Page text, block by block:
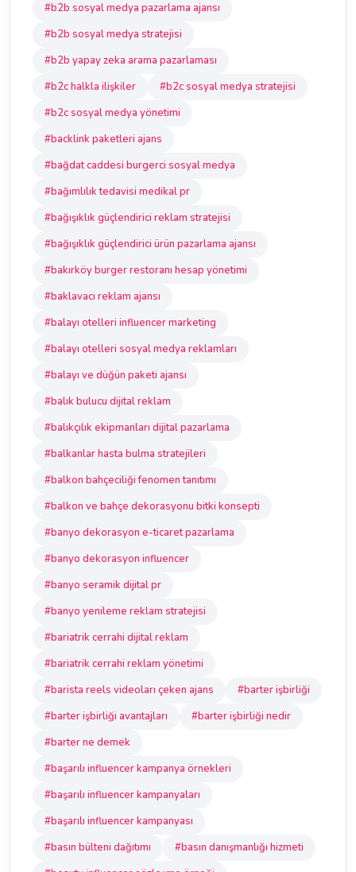
#b2b sosyal medya pazarlama ajansı
#b2b sosyal medya stratejisi
#b2b yapay zeka arama pazarlaması
#b2c halkla ilişkiler
#b2c sosyal medya stratejisi
#b2c sosyal medya yönetimi
#backlink paketleri ajans
#bağdat caddesi burgerci sosyal medya
#bağımlılık tedavisi medikal pr
#bağışıklık güçlendirici reklam stratejisi
#bağışıklık güçlendirici ürün pazarlama ajansı
#bakırköy burger restoranı hesap yönetimi
#baklavacı reklam ajansı
#balayı otelleri influencer marketing
#balayı otelleri sosyal medya reklamları
#balayı ve düğün paketi ajansı
#balık bulucu dijital reklam
#balıkçılık ekipmanları dijital pazarlama
#balkanlar hasta bulma stratejileri
#balkon bahçeciliği fenomen tanıtımı
#balkon ve bahçe dekorasyonu bitki konsepti
#banyo dekorasyon e-ticaret pazarlama
#banyo dekorasyon influencer
#banyo seramik dijital pr
#banyo yenileme reklam stratejisi
#bariatrik cerrahi dijital reklam
#bariatrik cerrahi reklam yönetimi
#barista reels videoları çeken ajans
#barter işbirliği
#barter işbirliği avantajları
#barter işbirliği nedir
#barter ne demek
#başarılı influencer kampanya örnekleri
#başarılı influencer kampanyaları
#başarılı influencer kampanyası
#basın bülteni dağıtımı
#basın danışmanlığı hizmeti